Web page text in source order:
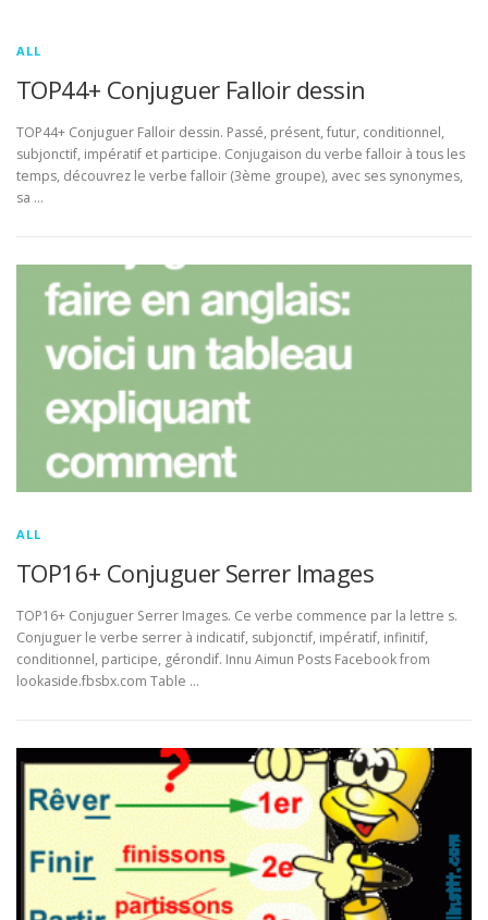
ALL
TOP44+ Conjuguer Falloir dessin
TOP44+ Conjuguer Falloir dessin. Passé, présent, futur, conditionnel,
subjonctif, impératif et participe. Conjugaison du verbe falloir à tous les
temps, découvrez le verbe falloir (3ème groupe), avec ses synonymes,
sa …
ALL
TOP16+ Conjuguer Serrer Images
TOP16+ Conjuguer Serrer Images. Ce verbe commence par la lettre s.
Conjuguer le verbe serrer à indicatif, subjonctif, impératif, infinitif,
conditionnel, participe, gérondif. Innu Aimun Posts Facebook from
lookaside.fbsbx.com Table …